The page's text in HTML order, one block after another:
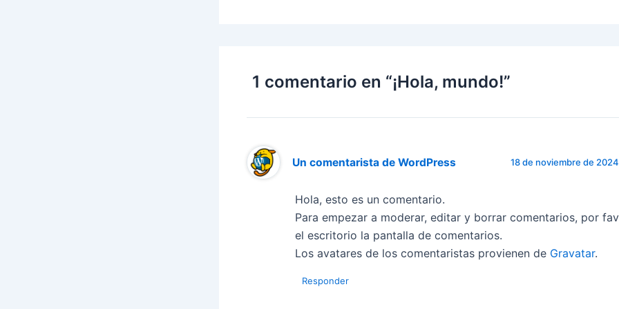
1 comentario en “¡Hola, mundo!”
Un comentarista de WordPress 18 de noviembre de
Hola, esto es un comentario.
Para empezar a moderar, editar y borrar comentarios, por
el escritorio la pantalla de comentarios.
Los avatares de los comentaristas provienen de Gravatar.
Responder